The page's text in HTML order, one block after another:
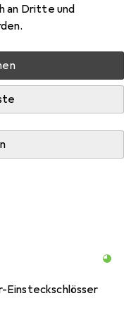
an Dritte und
Produkt Schänis
den Kategorien
Einsteckschlösser